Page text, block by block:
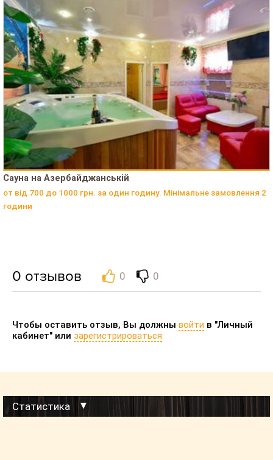
Сауна на Азербайджанській
от від 700 до 1000 грн. за один годину. Мінімальне замовлення 2
години
0 отзывов 0 0
Чтобы оставить отзыв, Вы должны войти в "Личный
кабинет" или зарегистрироваться
Статистика